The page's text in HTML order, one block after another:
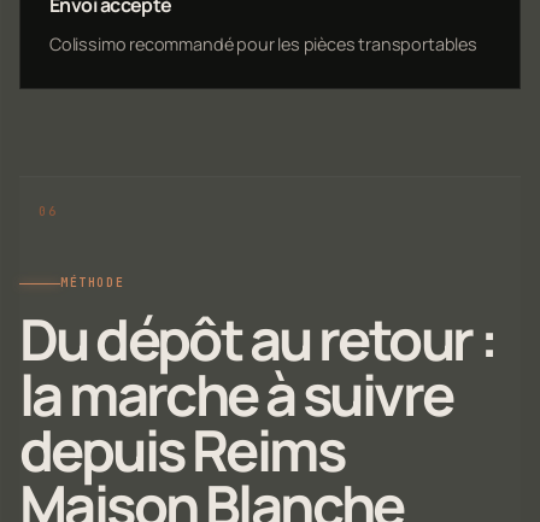
Colissimo recommandé pour les pièces transportables
MÉTHODE
Du dépôt au retour :
la marche à suivre
depuis Reims
Maison Blanche